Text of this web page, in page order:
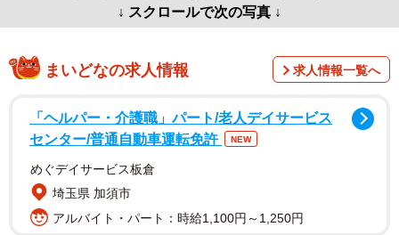
↓ スクロールで次の写真 ↓
まいどなの求人情報 求人情報一覧へ
「ヘルパー・介護職」パート/老人デイサービス
センター/普通自動車運転免許
NEW
めぐデイサービス板倉
埼玉県 加須市
アルバイト・パート：時給1,100円～1,250円